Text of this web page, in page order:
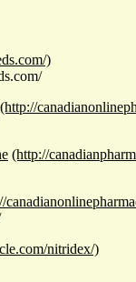
)
(http://
(http://
nitridex/)